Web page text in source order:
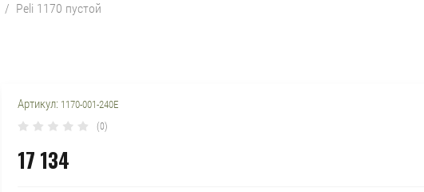
/  Peli 1170 пустой
Артикул: 1170-001-240E
(0)
17 134